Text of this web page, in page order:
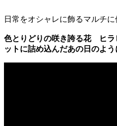
日常をオシャレに飾るマルチ
色とりどりの咲き誇る花 ヒ
ットに詰め込んだあの日のよう